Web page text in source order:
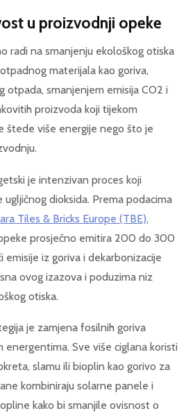
u proizvodnji opeke
radi na smanjenju ekološkog otiska
materijala kao goriva,
otpada, smanjenjem emisija CO2 i
proizvoda koji tijekom
štede više energije nego što je
je intenzivan proces koji
dioksida. Prema podacima
Tiles & Bricks Europe (TBE),
prosječno emitira 200 do 300
emisije iz goriva i dekarbonizacije
ovog izazova i poduzima niz
otiska.
je zamjena fosilnih goriva
Sve više ciglana koristi
slamu ili bioplin kao gorivo za
kombiniraju solarne panele i
kako bi smanjile ovisnost o